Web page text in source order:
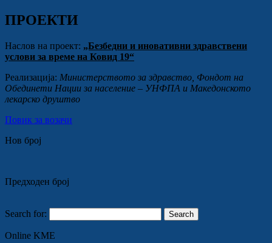
ПРОЕКТИ
Наслов на проект: „Безбедни и иновативни здравствени
услови за време на Ковид 19“
Реализација: Министерството за здравство, Фондот на
Обединети Нации за население – УНФПА и Македонското
лекарско друштво
Повик за возачи
Нов број
Предходен број
Search for:
Online KME